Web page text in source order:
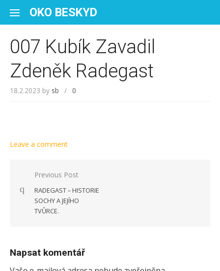
OKO BESKYD
007 Kubík Zavadil
Zdeněk Radegast
18.2.2023 by sb / 0
Leave a comment
Navigace pro příspěvek
Previous Post
RADEGAST – HISTORIE
SOCHY A JEJÍHO
TVŮRCE.
Napsat komentář